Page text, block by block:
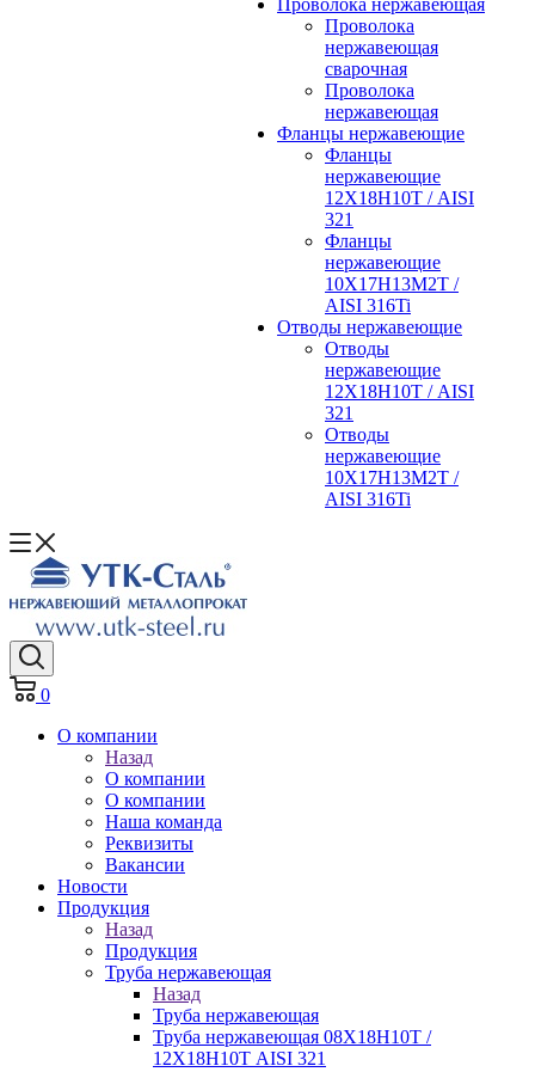
Проволока нержавеющая
Проволока
нержавеющая
сварочная
Проволока
нержавеющая
Фланцы нержавеющие
Фланцы
нержавеющие
12Х18Н10Т / AISI
321
Фланцы
нержавеющие
10Х17Н13М2Т /
AISI 316Ti
Отводы нержавеющие
Отводы
нержавеющие
12Х18Н10Т / AISI
321
Отводы
нержавеющие
10Х17Н13М2Т /
AISI 316Ti
0
О компании
Назад
О компании
О компании
Наша команда
Реквизиты
Вакансии
Новости
Продукция
Назад
Продукция
Труба нержавеющая
Назад
Труба нержавеющая
Труба нержавеющая 08Х18Н10Т /
12Х18Н10Т AISI 321